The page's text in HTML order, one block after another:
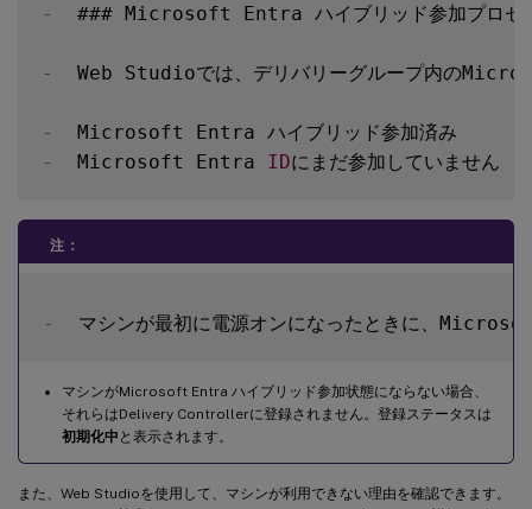
-
### Microsoft Entra ハイブリッド参加プロセ
-
Web Studioでは、デリバリーグループ内の
-
-
  Microsoft Entra
ID
注：
-
マシンが最初に電源オンになったときに、
マシンがMicrosoft Entra ハイブリッド参加状態にならない場合、
それらはDelivery Controllerに登録されません。登録ステータスは
初期化中 と表示されます。
また、Web Studioを使用して、マシンが利用できない理由を確認できます。